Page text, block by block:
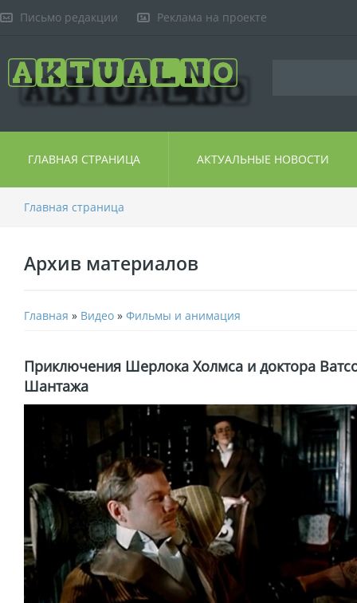
Письмо редакции Реклама на проекте
ГЛАВНАЯ СТРАНИЦА АКТУАЛЬНЫЕ НОВОСТИ
Главная страница
Архив материалов
Главная » Видео » Фильмы и анимация
Приключения Шерлока Холмса и доктора
Шантажа